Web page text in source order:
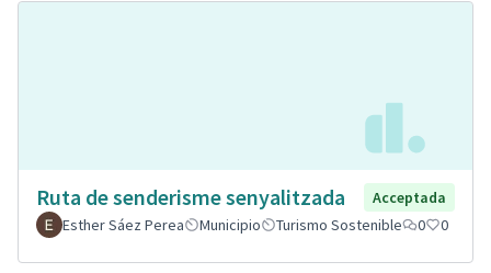
Ruta de senderisme senyalitzada
Acceptada
Esther Sáez Perea
Municipio Turismo Sostenible 0 0